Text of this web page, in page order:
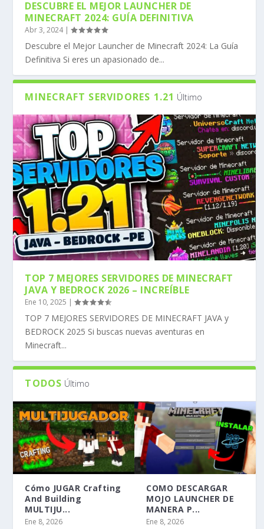
DESCUBRE EL MEJOR LAUNCHER DE
MINECRAFT 2024: GUÍA DEFINITIVA
Abr 3, 2024|
Descubre el Mejor Launcher de Minecraft 2024: La Guía
Definitiva Si eres un apasionado de...
MINECRAFT SERVIDORES 1.21 Último
TOP 7 MEJORES SERVIDORES DE MINECRAFT
JAVA Y BEDROCK 2026 – INCREÍBLE
Ene 10, 2025 |
TOP 7 MEJORES SERVIDORES DE MINECRAFT JAVA y
BEDROCK 2025 Si buscas nuevas aventuras en
Minecraft...
TODOS Último
Cómo JUGAR Crafting
And Building
MULTIJU...
Ene 8, 2026
COMO DESCARGAR
MOJO LAUNCHER DE
MANERA P...
Ene 8, 2026